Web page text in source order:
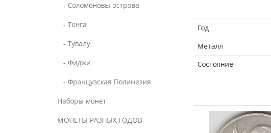
- Соломоновы острова
- Тонга
- Тувалу
- Фиджи
- Французская Полинезия
Наборы монет
МОНЕТЫ РАЗНЫХ ГОДОВ
Год
Металл
Состояние